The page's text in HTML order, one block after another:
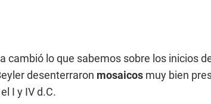
cambió lo que sabemos sobre los inicios
desenterraron mosaicos muy bien
I y IV d.C.